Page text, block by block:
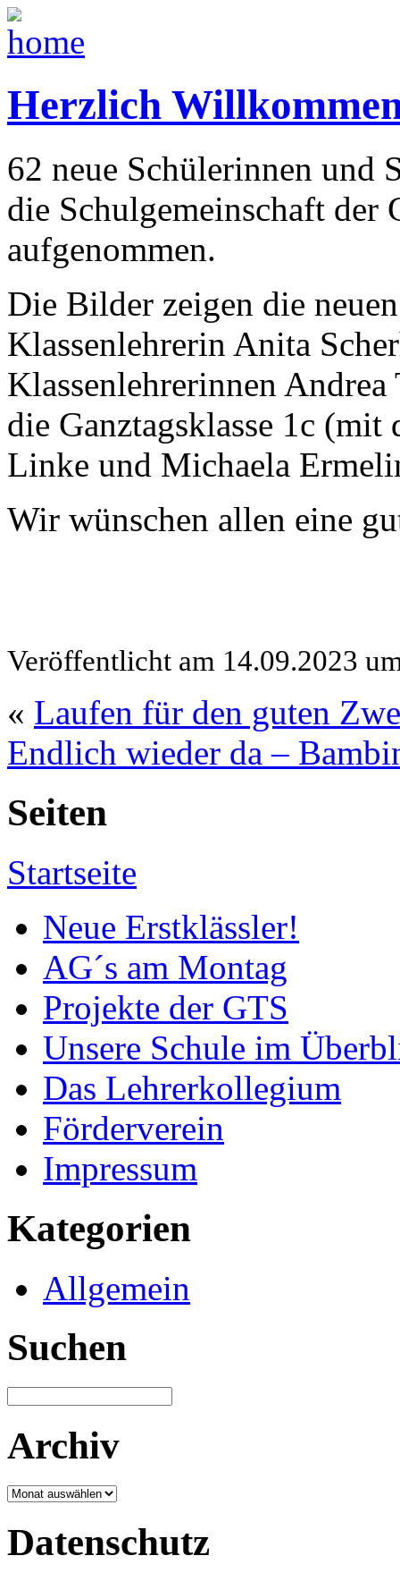
Herzlich
62 neue Schülerinnen und
die Schulgemeinschaft der
aufgenommen.
Die Bilder zeigen die
Klassenlehrerin Anita
Klassenlehrerinnen
die Ganztagsklasse 1c (mit
Linke und Michaela
Wir wünschen allen eine
Veröffentlicht am 14.09.2023
« Laufen für den guten
Endlich wieder da –
Seiten
Startseite
Neue Erstklässler!
AG´s am Montag
Projekte der GTS
Unsere Schule im
Das Lehrerkollegium
Förderverein
Impressum
Kategorien
Allgemein
Suchen
Archiv
Archiv
Datenschutz